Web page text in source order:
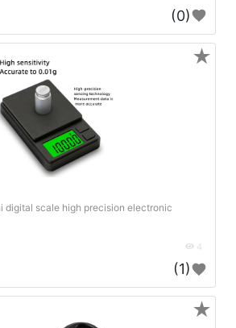
(0)
digital scale high precision electronic
4
(1)
★
★